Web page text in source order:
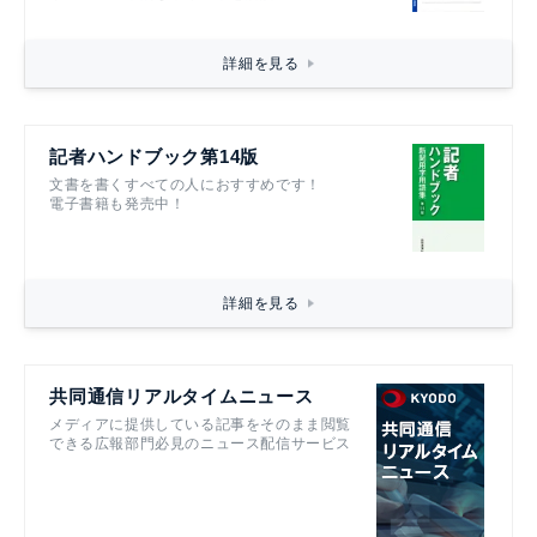
詳細を見る
記者ハンドブック第14版
文書を書くすべての人におすすめです！
電子書籍も発売中！
詳細を見る
共同通信リアルタイムニュース
メディアに提供している記事をそのまま閲覧
できる広報部門必見のニュース配信サービス